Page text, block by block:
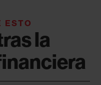
ESTO
la